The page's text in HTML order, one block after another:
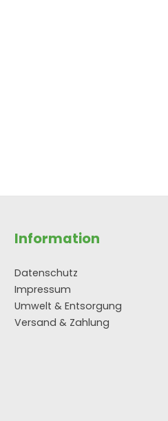
Information
Datenschutz
Impressum
Umwelt & Entsorgung
Versand & Zahlung